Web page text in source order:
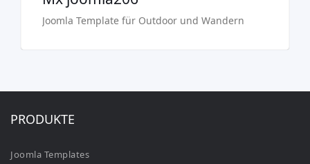
Joomla Template für Outdoor und Wandern
PRODUKTE
Joomla Templates